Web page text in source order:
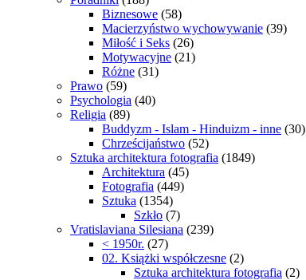
Biznesowe (58)
Macierzyństwo wychowywanie (39)
Miłość i Seks (26)
Motywacyjne (21)
Różne (31)
Prawo (59)
Psychologia (40)
Religia (89)
Buddyzm - Islam - Hinduizm - inne (30)
Chrześcijaństwo (52)
Sztuka architektura fotografia (1849)
Architektura (45)
Fotografia (449)
Sztuka (1354)
Szkło (7)
Vratislaviana Silesiana (239)
< 1950r. (27)
02. Książki współczesne (2)
Sztuka architektura fotografia (2)